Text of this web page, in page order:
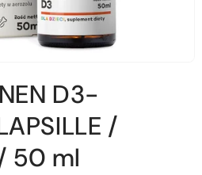
D3-
/
50 ml